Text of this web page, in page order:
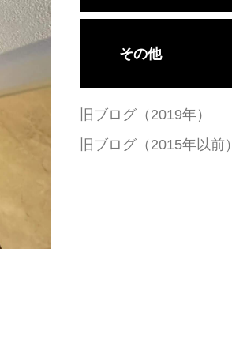
その他
旧ブログ（2019年）
旧ブログ（2015年以前）